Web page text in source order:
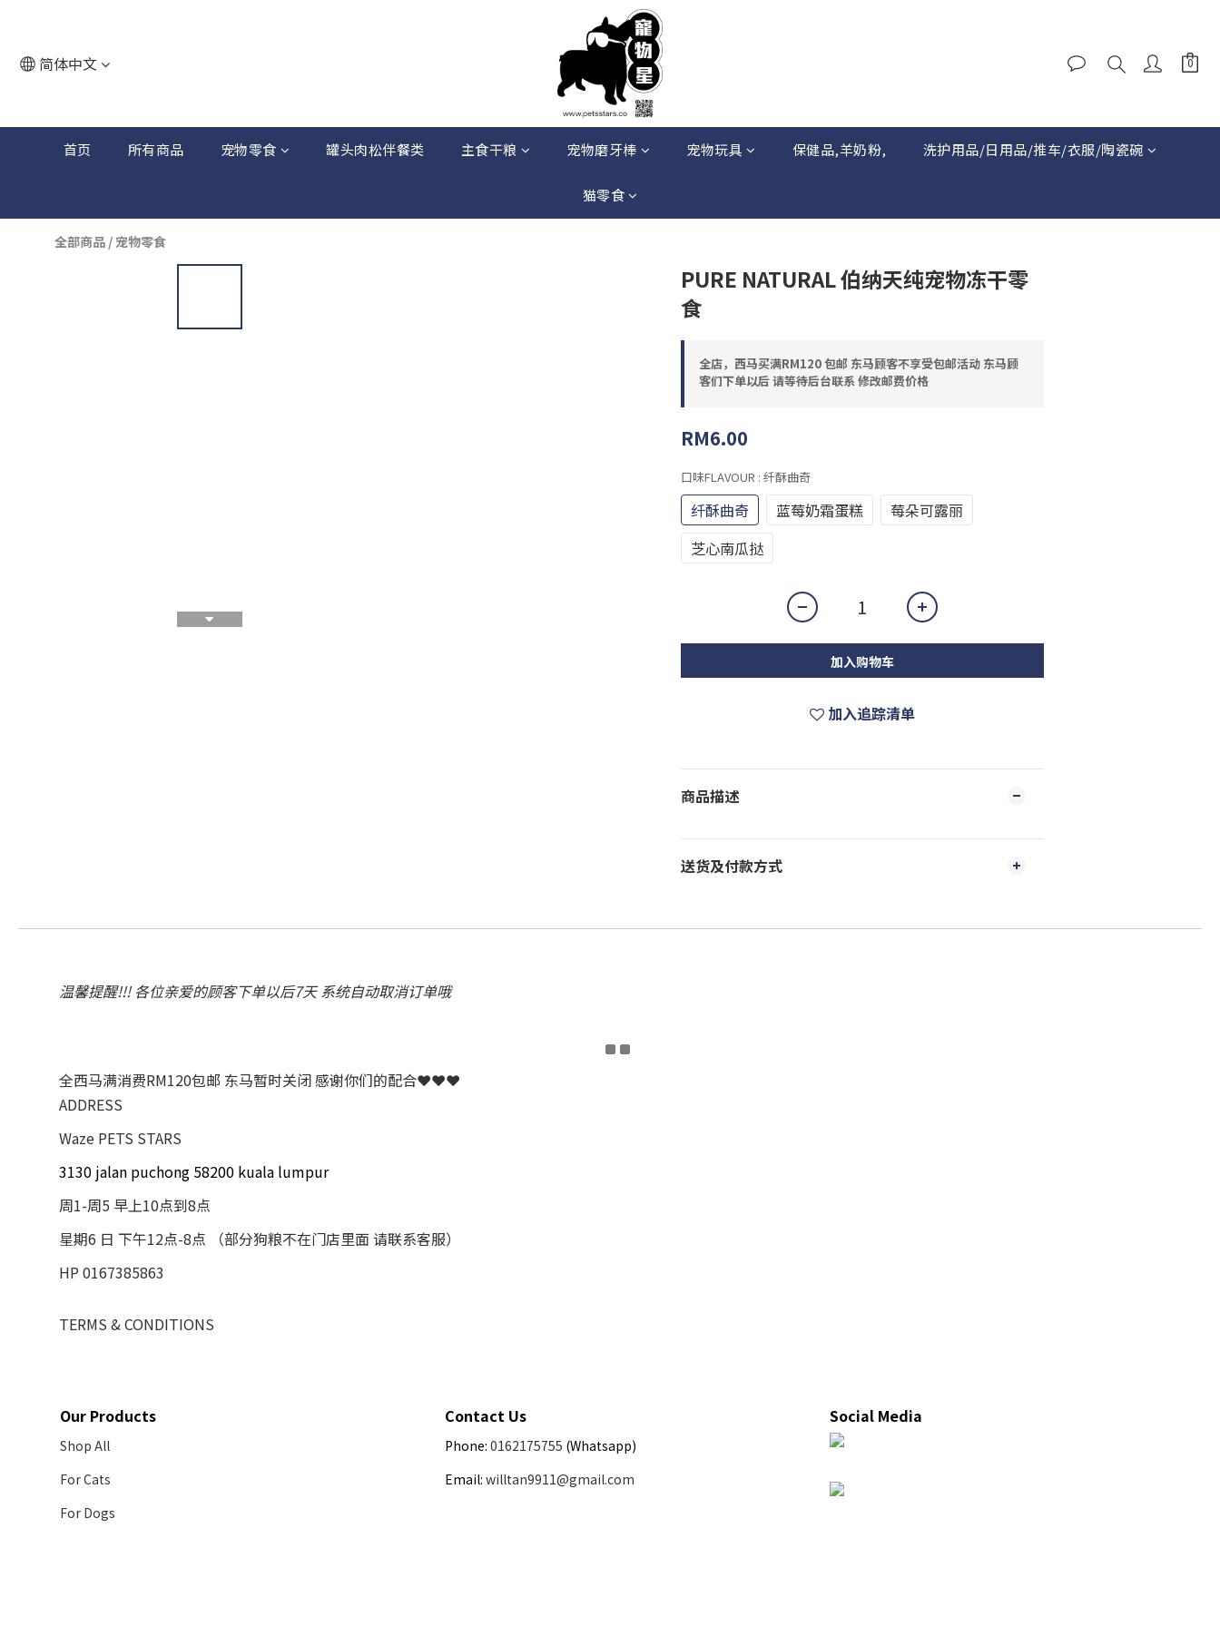
简体中文
首页 所有商品 宠物零食 罐头肉松伴餐类 主食干粮 宠物磨牙棒 宠物玩具 保健品,羊奶粉, 洗护用品/日用品/推车/衣服/陶瓷碗
猫零食
全部商品 / 宠物零食
PURE NATURAL 伯纳天纯宠物冻干零
食
全店，西马买满RM120 包邮 东马顾客不享受包邮活动 东马顾
客们下单以后 请等待后台联系 修改邮费价格
RM6.00
口味FLAVOUR : 纤酥曲奇
纤酥曲奇 蓝莓奶霜蛋糕
莓朵可露丽
芝心南瓜挞
加入购物车
加入追踪清单
商品描述
送货及付款方式
温馨提醒!!! 各位亲爱的顾客下单以后7天 系统自动取消订单哦
全西马满消费RM120包邮 东马暂时关闭 感谢你们的配合❤❤❤
ADDRESS
Waze PETS STARS
3130 jalan puchong 58200 kuala lumpur
周1-周5 早上10点到8点
星期6 日 下午12点-8点 （部分狗粮不在门店里面 请联系客服）
HP 0167385863
TERMS & CONDITIONS
Our Products
Shop All
For Cats
For Dogs
Contact Us
Phone: 0162175755 (Whatsapp)
Email: willtan9911@gmail.com
Social Media